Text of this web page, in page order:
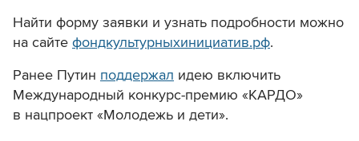
Найти форму заявки и узнать подробности можно
на сайте фондкультурныхинициатив.рф.
Ранее Путин поддержал идею включить
Международный конкурс-премию «КАРДО»
в нацпроект «Молодежь и дети».